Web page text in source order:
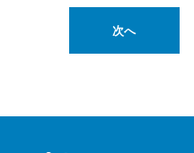
次へ